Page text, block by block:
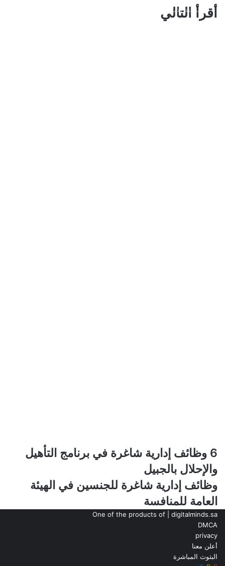
أقرأ التالي
«المرشد الإيراني» يشعل العالم
6
وظائف
إدارية
شاغرة
في
برنامج
التأهيل
والإحلال
بالجبيل
6 وظائف إدارية شاغرة في برنامج التأهيل
والإحلال بالجبيل
وظائف
إدارية
شاغرة
للجنسين
في
الهيئة
العامة
للمنافسة
وظائف إدارية شاغرة للجنسين في الهيئة
العامة للمنافسة
One of the products of | digitalminds.sa
DMCA
privacy
أعلن معنا
البثوث المباشرة